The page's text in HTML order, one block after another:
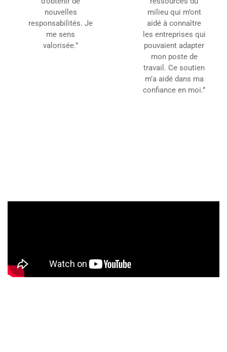
nouvelles
responsabilités. Je
me sens
valorisée.”
milieu qui m’ont
aidé à connaître
les entreprises qui
pouvaient adapter
mon poste de
travail. Ce soutien
m’a aidé dans ma
confiance en moi.”